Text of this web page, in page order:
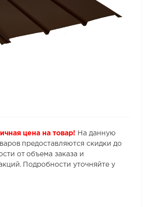
цена на товар! На данную
предоставляются скидки до
от объема заказа и
Подробности уточняйте у